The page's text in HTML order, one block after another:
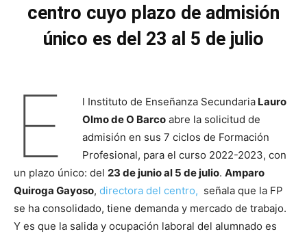
centro cuyo plazo de admisión
único es del 23 al 5 de julio
E l Instituto de Enseñanza SecundariaLauro
Olmo de O Barcoabre la solicitud de
admisión en sus 7 ciclos de Formación
Profesional, para el curso 2022-2023, con
un plazo único: del 23 de junio al 5 de julio. Amparo
Quiroga Gayoso, directora del centro, señala que la FP
se ha consolidado, tiene demanda y mercado de trabajo.
Y es que la salida y ocupación laboral del alumnado es